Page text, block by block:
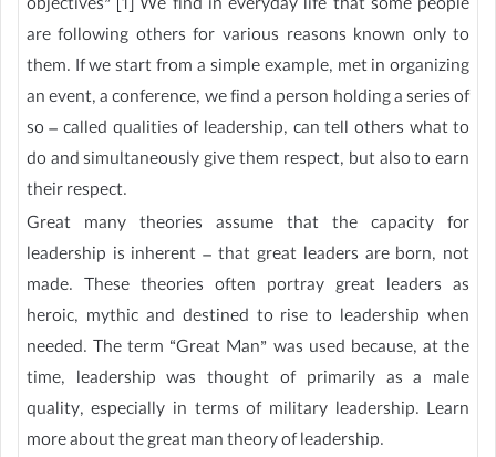
objectives” [1] We find in everyday life that some people
are following others for various reasons known only to
them. If we start from a simple example, met in organizing
an event, a conference, we find a person holding a series of
so – called qualities of leadership, can tell others what to
do and simultaneously give them respect, but also to earn
their respect.
Great many theories assume that the capacity for
leadership is inherent – that great leaders are born, not
made. These theories often portray great leaders as
heroic, mythic and destined to rise to leadership when
needed. The term “Great Man” was used because, at the
time, leadership was thought of primarily as a male
quality, especially in terms of military leadership. Learn
more about the great man theory of leadership.